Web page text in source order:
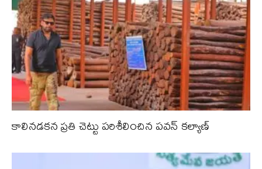
కాలినడకన ప్రతి చెట్టు పరిశీలించిన పవన్ కల్యాణ్